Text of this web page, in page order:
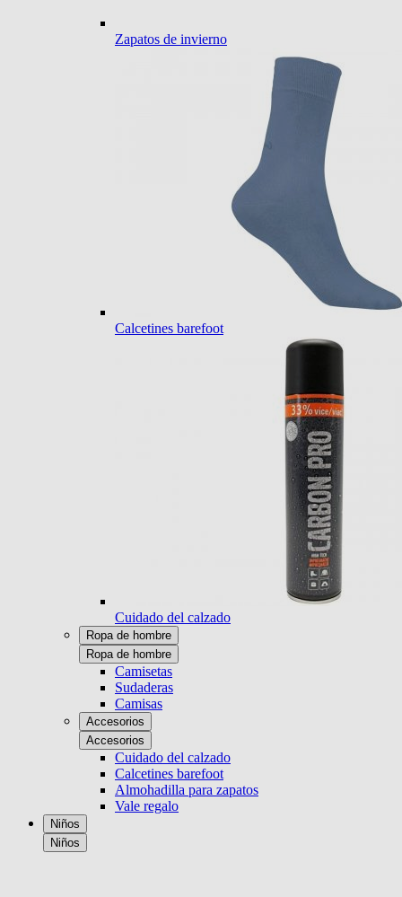
Zapatos de invierno
Calcetines barefoot
Cuidado del calzado
Ropa de hombre
Ropa de hombre
Camisetas
Sudaderas
Camisas
Accesorios
Accesorios
Cuidado del calzado
Calcetines barefoot
Almohadilla para zapatos
Vale regalo
Niños
Niños